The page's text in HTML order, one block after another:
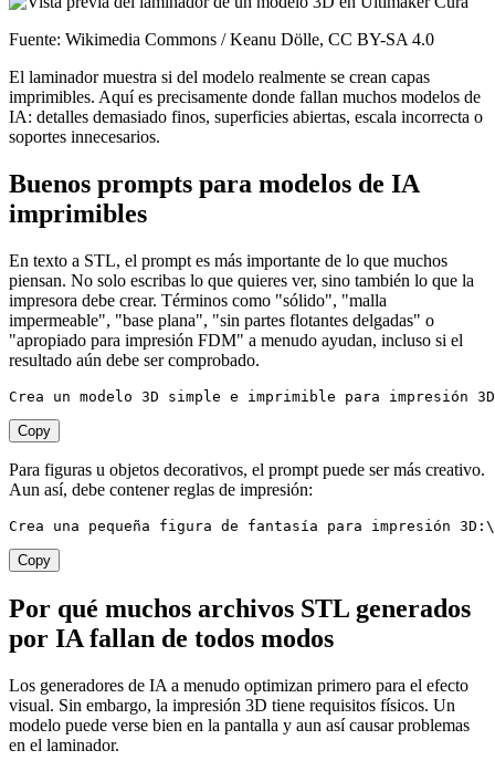
Fuente: Wikimedia Commons / Keanu Dölle, CC BY-SA 4.0
El laminador muestra si del modelo realmente se crean capas
imprimibles. Aquí es precisamente donde fallan muchos modelos de
IA: detalles demasiado finos, superficies abiertas, escala incorrecta o
soportes innecesarios.
Buenos prompts para modelos de IA
imprimibles
En texto a STL, el prompt es más importante de lo que muchos
piensan. No solo escribas lo que quieres ver, sino también lo que la
impresora debe crear. Términos como "sólido", "malla
impermeable", "base plana", "sin partes flotantes delgadas" o
"apropiado para impresión FDM" a menudo ayudan, incluso si el
resultado aún debe ser comprobado.
Crea un modelo 3D simple e imprimible para
Copy
Para figuras u objetos decorativos, el prompt puede ser más creativo.
Aun así, debe contener reglas de impresión:
Crea una pequeña figura de fantasía para impresión
Copy
Por qué muchos archivos STL generados
por IA fallan de todos modos
Los generadores de IA a menudo optimizan primero para el efecto
visual. Sin embargo, la impresión 3D tiene requisitos físicos. Un
modelo puede verse bien en la pantalla y aun así causar problemas
en el laminador.